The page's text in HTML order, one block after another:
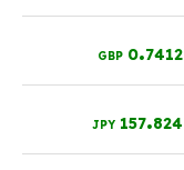
0.7412
GBP
157.824
JPY